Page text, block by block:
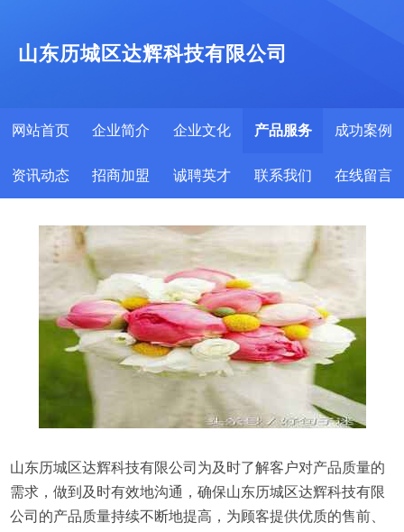
山东历城区达辉科技有限公司
网站首页 企业简介 企业文化 产品服务 成功案例
资讯动态 招商加盟 诚聘英才 联系我们 在线留言
山东历城区达辉科技有限公司为及时了解客户对产品质量的
需求，做到及时有效地沟通，确保山东历城区达辉科技有限
公司的产品质量持续不断地提高，为顾客提供优质的售前、